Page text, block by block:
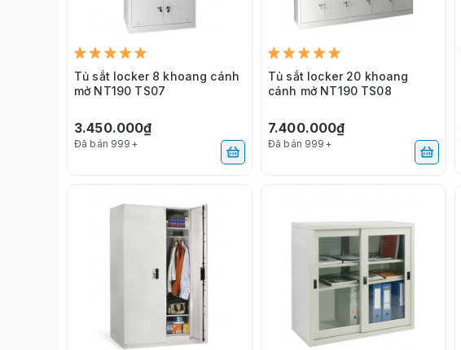
Tủ sắt locker 8 khoang cánh
mở NT190 TS07
3.450.000₫
Đã bán 999+
Tủ sắt locker 20 khoang
cánh mở NT190 TS08
7.400.000₫
Đã bán 999+